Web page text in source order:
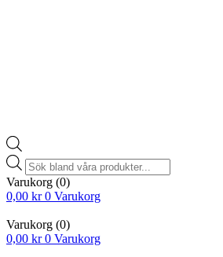
Products
search
Varukorg (0)
0,00 kr 0 Varukorg
Varukorg (0)
0,00 kr 0 Varukorg